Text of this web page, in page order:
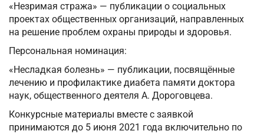
«Незримая стража» — публикации о социальных
проектах общественных организаций, направленных
на решение проблем охраны природы и здоровья.
Персональная номинация:
«Несладкая болезнь» — публикации, посвящённые
лечению и профилактике диабета памяти доктора
наук, общественного деятеля А. Дороговцева.
Конкурсные материалы вместе с заявкой
принимаются до 5 июня 2021 года включительно по